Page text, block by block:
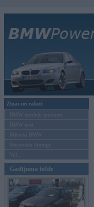
Ziņas un raksti
BMW modeļu jaunumi
BMW testi
Mēneša BMW
Sērijveida tūnings
Vel...
Gadījuma bilde